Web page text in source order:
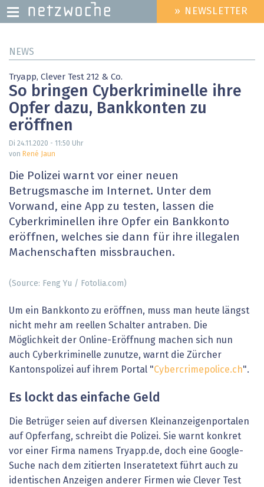
zum
HEADER
MENU
» NEWSLETTER
NEWS
Tryapp, Clever Test 212 & Co.
So bringen Cyberkriminelle ihre
Opfer dazu, Bankkonten zu
eröffnen
Di 24.11.2020 - 11:50 Uhr
von René Jaun
Die Polizei warnt vor einer neuen
Betrugsmasche im Internet. Unter dem
Vorwand, eine App zu testen, lassen die
Cyberkriminellen ihre Opfer ein Bankkonto
eröffnen, welches sie dann für ihre illegalen
Machenschaften missbrauchen.
(Source: Feng Yu / Fotolia.com)
Um ein Bankkonto zu eröffnen, muss man heute längst
nicht mehr am reellen Schalter antraben. Die
Möglichkeit der Online-Eröffnung machen sich nun
auch Cyberkriminelle zunutze, warnt die Zürcher
Kantonspolizei auf ihrem Portal "Cybercrimepolice.ch".
Es lockt das einfache Geld
Die Betrüger seien auf diversen Kleinanzeigenportalen
auf Opferfang, schreibt die Polizei. Sie warnt konkret
vor einer Firma namens Tryapp.de, doch eine Google-
Suche nach dem zitierten Inseratetext führt auch zu
identischen Anzeigen anderer Firmen wie Clever Test